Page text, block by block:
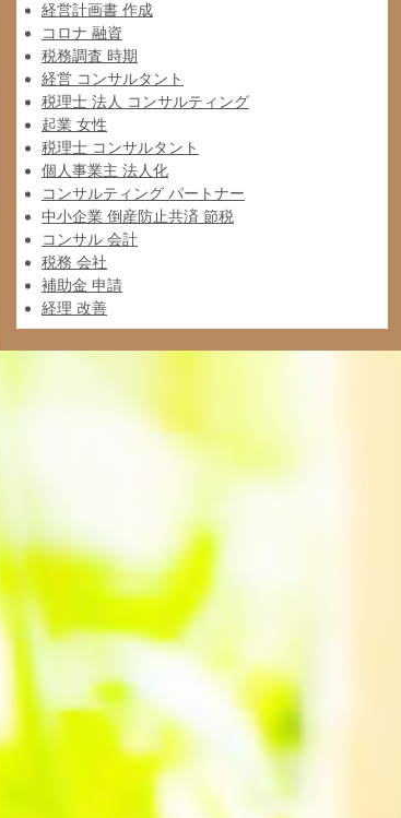
経営計画書 作成
コロナ 融資
税務調査 時期
経営 コンサルタント
税理士 法人 コンサルティング
起業 女性
税理士 コンサルタント
個人事業主 法人化
コンサルティング パートナー
中小企業 倒産防止共済 節税
コンサル 会計
税務 会社
補助金 申請
経理 改善